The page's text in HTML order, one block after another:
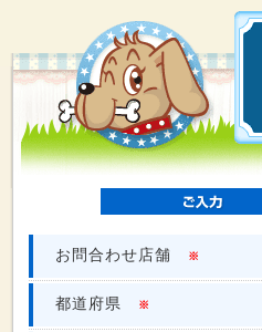
お問合わせ店舗 ※
都道府県 ※